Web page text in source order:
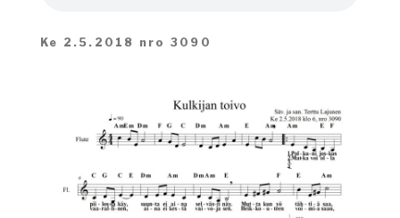
Ke 2.5.2018 nro 3090